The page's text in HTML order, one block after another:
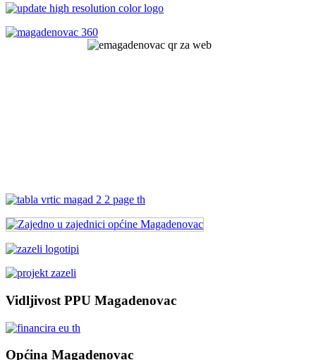
Vidljivost PPU Magadenovac
Općina Magadenovac